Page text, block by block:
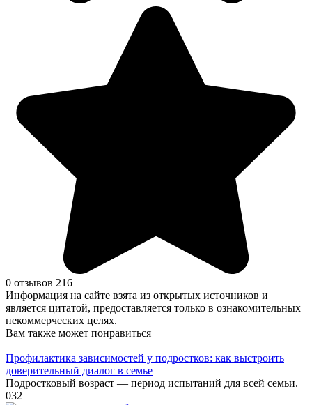
0 отзывов 216
Информация на сайте взята из открытых источников и
является цитатой, предоставляется только в ознакомительных
некоммерческих целях.
Вам также может понравиться
Профилактика зависимостей у подростков: как выстроить
доверительный диалог в семье
Подростковый возраст — период испытаний для всей семьи.
032